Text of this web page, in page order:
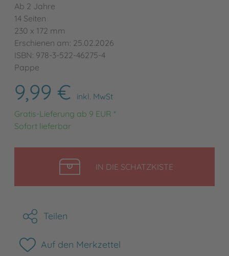
Ab 2 Jahre
14 Seiten
230 x 172 mm
Erschienen am: 25.02.2026
ISBN: 978-3-522-46275-4
Pappe
9,99 €
inkl. MwSt
Gratis-Lieferung ab 9 EUR *
Sofort lieferbar
IN DIE SCHATZKISTELEGEN
Teilen
Auf den Merkzettel